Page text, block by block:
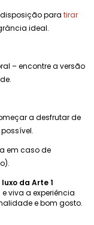
para tirar
ideal.
– encontre a versão
a desfrutar de
em caso de
da Arte 1
viva a experiência
e bom gosto.